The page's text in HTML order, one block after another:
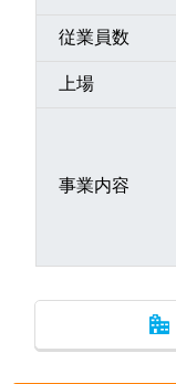
従業員数
上場
事業内容